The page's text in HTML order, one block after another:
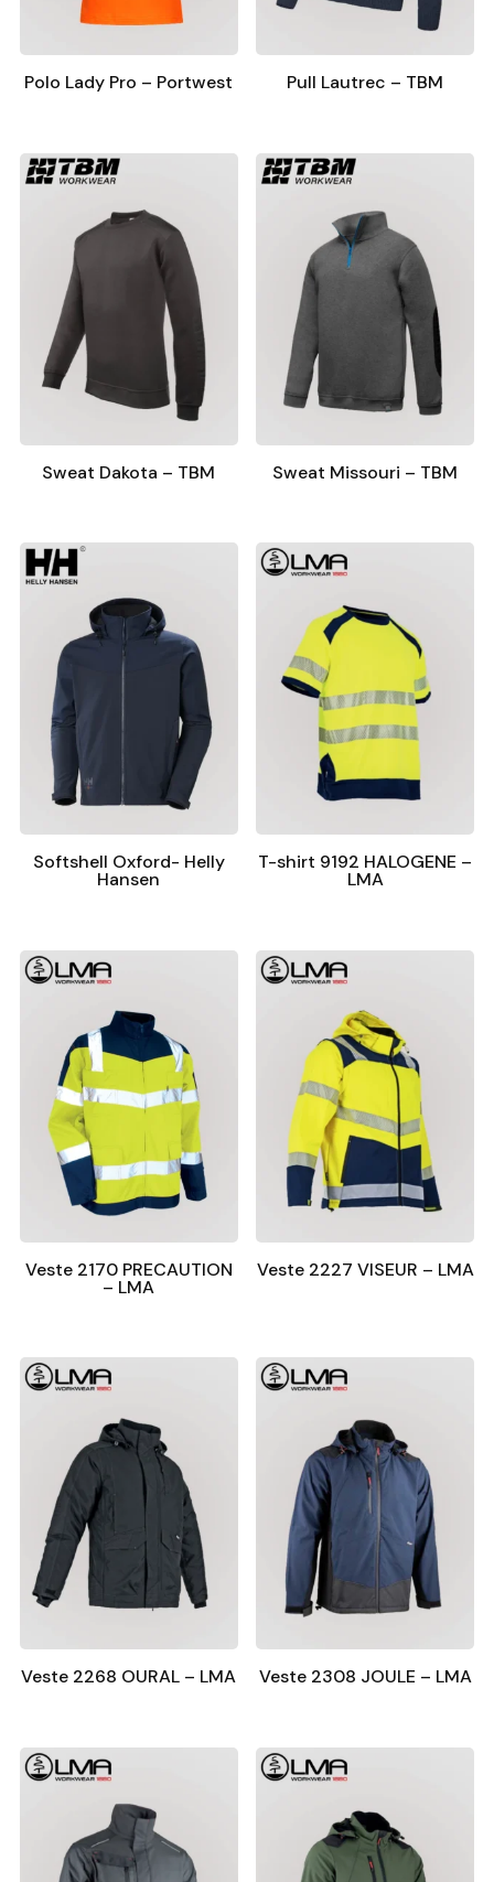
Polo Lady Pro – Portwest Pull Lautrec – TBM
Sweat Dakota – TBM Sweat Missouri – TBM
Softshell Oxford- Helly
Hansen
T-shirt 9192 HALOGENE –
LMA
Veste 2170 PRECAUTION
– LMA
Veste 2227 VISEUR – LMA
Veste 2268 OURAL – LMA Veste 2308 JOULE – LMA